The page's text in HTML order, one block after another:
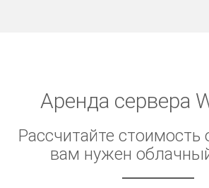
Аренда сервера
Рассчитайте стоимость
вам нужен